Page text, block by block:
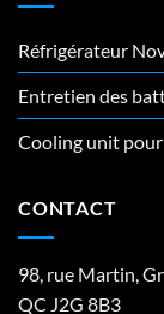
Réfrigérateur
Entretien des
Cooling unit
CONTACT
98, rue Martin,
QC J2G 8B3